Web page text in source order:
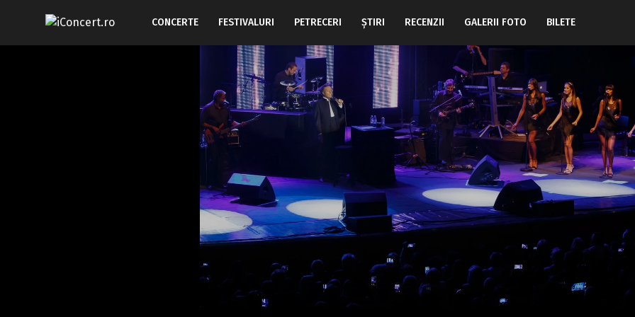
CONCERTE FESTIVALURI PETRECERI ŞTIRI RECENZII GALERII FOTO BILETE